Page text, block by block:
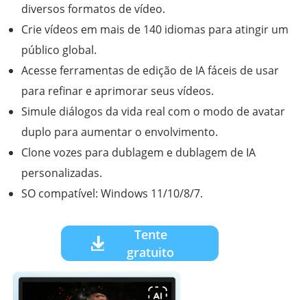
diversos formatos de vídeo.
Crie vídeos em mais de 140 idiomas para atingir um
público global.
Acesse ferramentas de edição de IA fáceis de usar
para refinar e aprimorar seus vídeos.
Simule diálogos da vida real com o modo de avatar
duplo para aumentar o envolvimento.
Clone vozes para dublagem e dublagem de IA
personalizadas.
SO compatível: Windows 11/10/8/7.
Tente
gratuito